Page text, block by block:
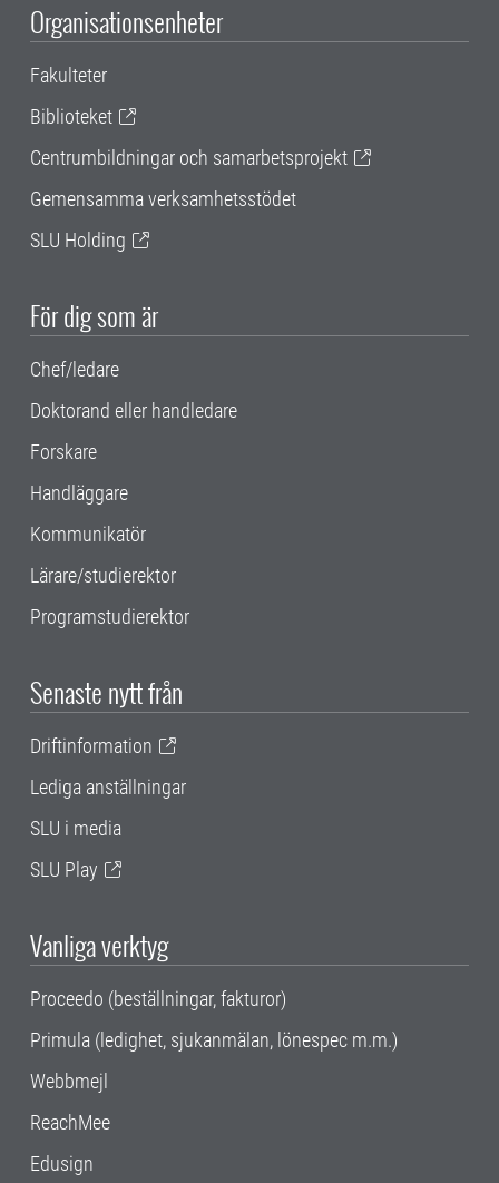
Organisationsenheter
Fakulteter
Biblioteket
Centrumbildningar och samarbetsprojekt
Gemensamma verksamhetsstödet
SLU Holding
För dig som är
Chef/ledare
Doktorand eller handledare
Forskare
Handläggare
Kommunikatör
Lärare/studierektor
Programstudierektor
Senaste nytt från
Driftinformation
Lediga anställningar
SLU i media
SLU Play
Vanliga verktyg
Proceedo (beställningar, fakturor)
Primula (ledighet, sjukanmälan, lönespec m.m.)
Webbmejl
ReachMee
Edusign